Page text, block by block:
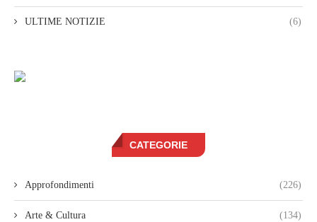
ULTIME NOTIZIE (6)
CATEGORIE
Approfondimenti (226)
Arte & Cultura (134)